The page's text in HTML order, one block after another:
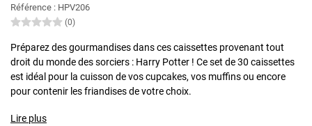
Référence : HPV206
(0)
Préparez des gourmandises dans ces caissettes provenant tout
droit du monde des sorciers : Harry Potter ! Ce set de 30 caissettes
est idéal pour la cuisson de vos cupcakes, vos muffins ou encore
pour contenir les friandises de votre choix.
Lire plus